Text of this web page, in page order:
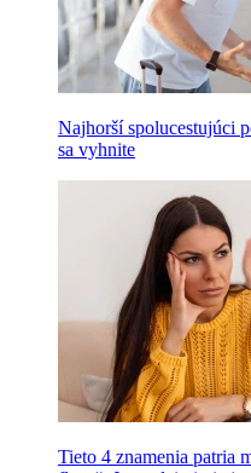
Najhorší spolucestujúci
sa vyhnite
Tieto 4 znamenia patria